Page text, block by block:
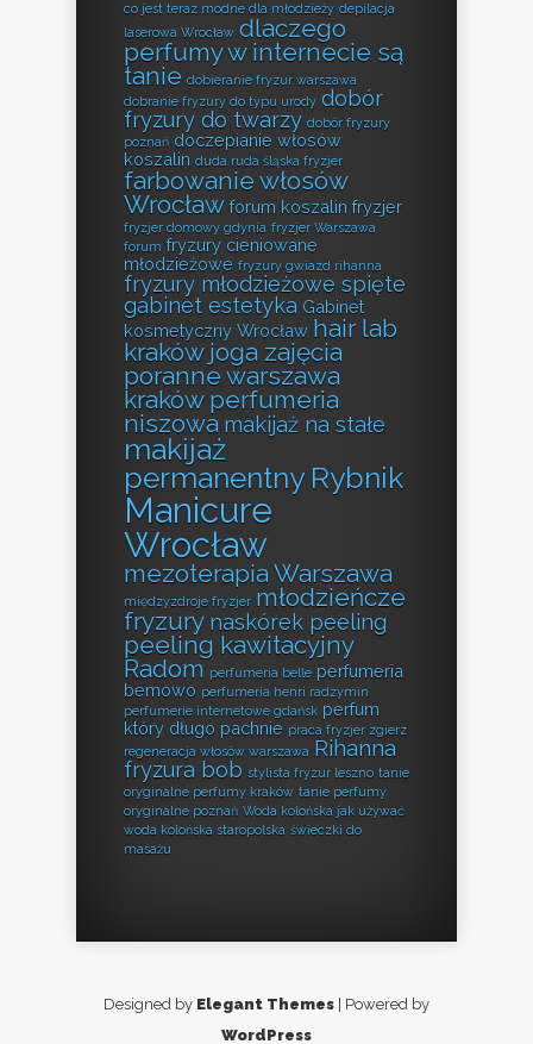
co jest teraz modne dla młodzieży depilacja
laserowa Wrocław dlaczego
perfumy w internecie są
tanie dobieranie fryzur warszawa
dobranie fryzury do typu urody dobór
fryzury do twarzy dobór fryzury
poznań doczepianie włosów
koszalin duda ruda śląska fryzjer
farbowanie włosów
Wrocław forum koszalin fryzjer
fryzjer domowy gdynia fryzjer Warszawa
forum fryzury cieniowane
młodzieżowe fryzury gwiazd rihanna
fryzury młodzieżowe spięte
gabinet estetyka Gabinet
kosmetyczny Wrocław hair lab
kraków joga zajęcia
poranne warszawa
kraków perfumeria
niszowa makijaż na stałe
makijaż
permanentny Rybnik
Manicure
Wrocław
mezoterapia Warszawa
międzyzdroje fryzjer młodzieńcze
fryzury naskórek peeling
peeling kawitacyjny
Radom perfumeria belle perfumeria
bemowo perfumeria henri radzymin
perfumerie internetowe gdańsk perfum
który długo pachnie praca fryzjer zgierz
regeneracja włosów warszawa Rihanna
fryzura bob stylista fryzur leszno tanie
oryginalne perfumy kraków tanie perfumy
oryginalne poznań Woda kolońska jak używać
woda kolońska staropolska świeczki do
masażu
Designed by Elegant Themes | Powered by
WordPress